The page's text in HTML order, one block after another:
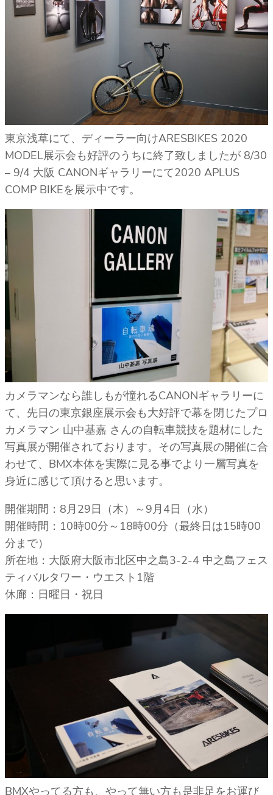
東京浅草にて、ディーラー向けARESBIKES 2020
MODEL展示会も好評のうちに終了致しましたが 8/30
– 9/4 大阪 CANONギャラリーにて2020 APLUS
COMP BIKEを展示中です。
カメラマンなら誰しもが憧れるCANONギャラリーに
て、先日の東京銀座展示会も大好評で幕を閉じたプロ
カメラマン 山中基嘉 さんの自転車競技を題材にした
写真展が開催されております。その写真展の開催に合
わせて、BMX本体を実際に見る事でより一層写真を
身近に感じて頂けると思います。
開催期間：8月29日（木）～9月4日（水）
開催時間：10時00分～18時00分（最終日は15時00
分まで）
所在地：大阪府大阪市北区中之島3-2-4 中之島フェス
ティバルタワー・ウエスト1階
休廊：日曜日・祝日
BMXやってる方も、やって無い方も是非足をお運び